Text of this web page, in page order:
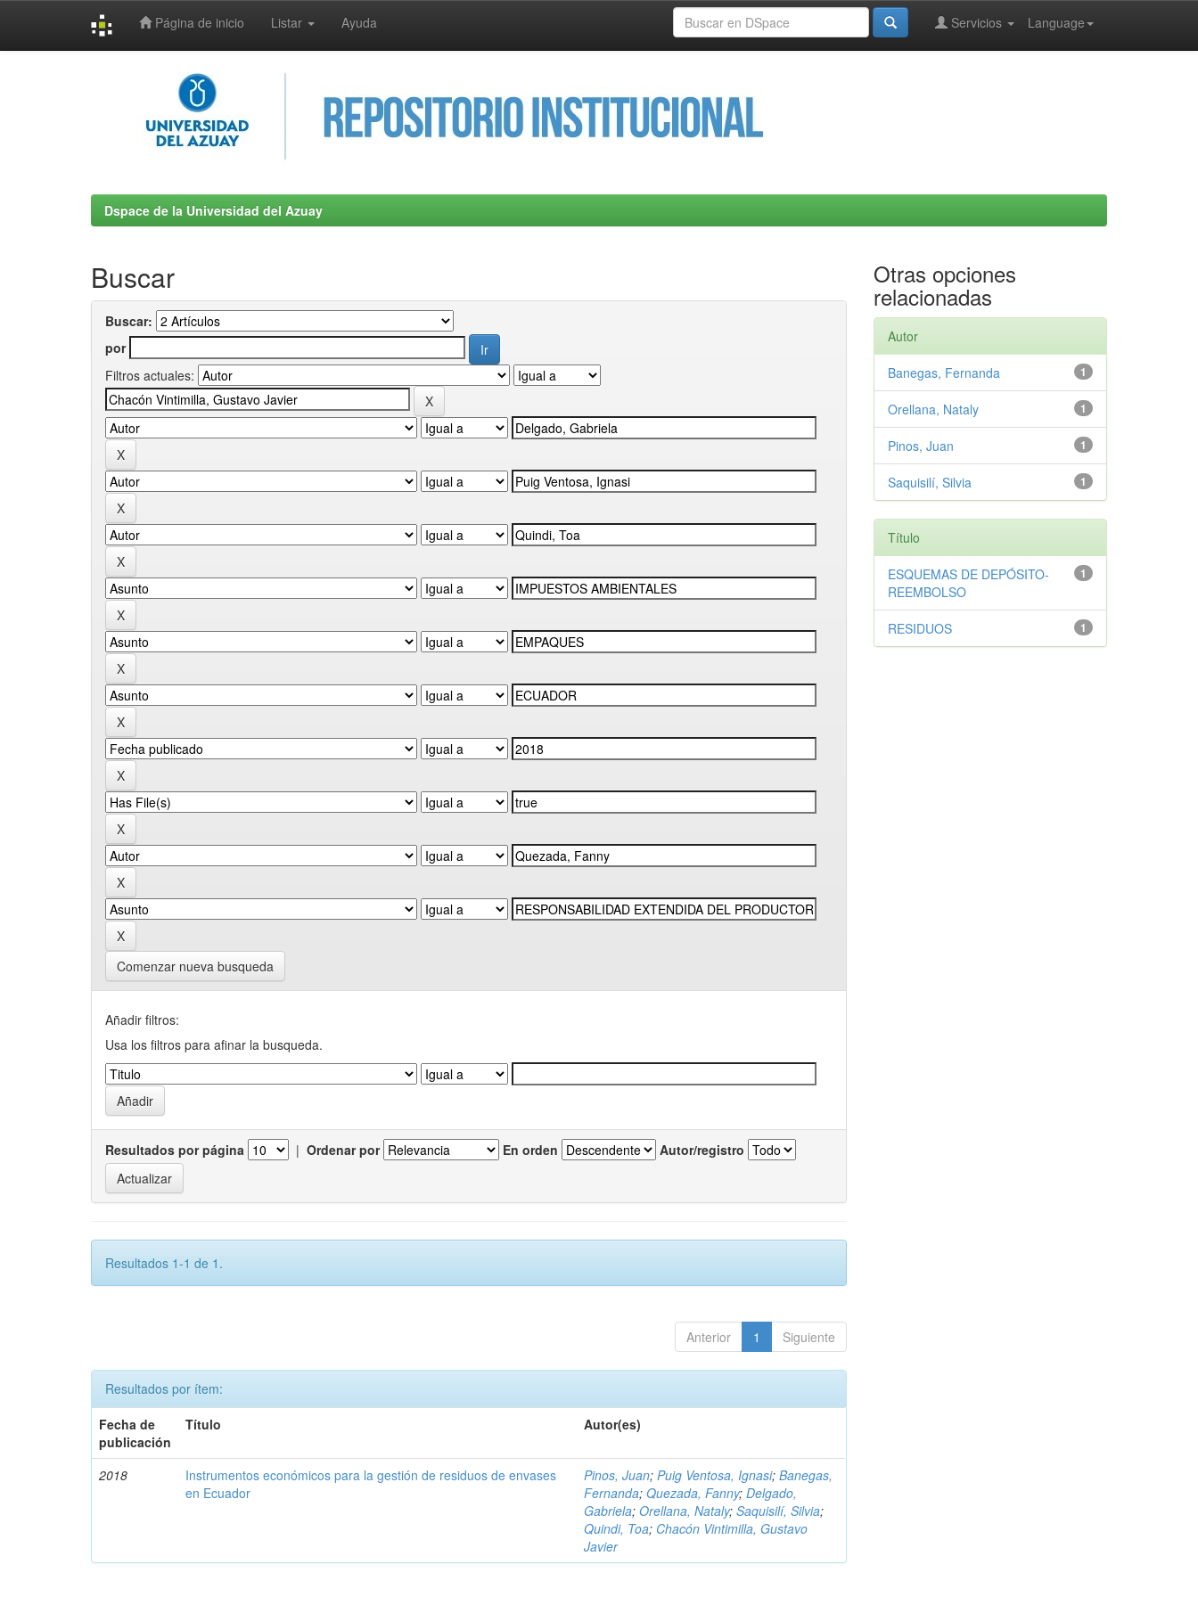
Página de inicio Listar Ayuda Language
Servicios
Dspace de la Universidad del Azuay
Buscar
Buscar:
por
Filtros actuales:
Comenzar nueva busqueda
Añadir filtros:
Usa los filtros para afinar la busqueda.
Resultados por página | Ordenar por En orden Autor/registro
Resultados 1-1 de 1.
Anterior 1 Siguiente
Resultados por ítem:
Fecha de
publicación
Título Autor(es)
2018
Instrumentos económicos para la gestión de residuos de envases
en Ecuador
Pinos, Juan;Puig Ventosa, Ignasi;Banegas,
Fernanda;Quezada, Fanny;Delgado,
Gabriela;Orellana, Nataly;Saquisilí, Silvia;
Quindi, Toa; Chacón Vintimilla, Gustavo
Javier
Otras opciones
relacionadas
Autor
1
Banegas, Fernanda
1
Orellana, Nataly
1
Pinos, Juan
1
Saquisilí, Silvia
Título
1
ESQUEMAS DE DEPÓSITO-
REEMBOLSO
1
RESIDUOS